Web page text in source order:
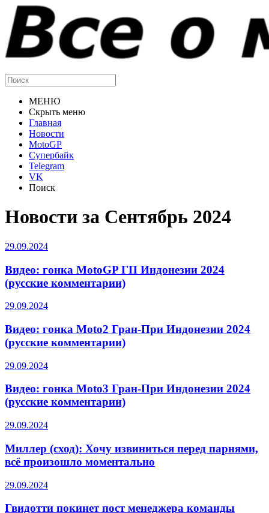
МЕНЮ
Скрыть меню
Главная
Новости
MotoGP
Супербайк
Telegram
VK
Поиск
Новости за Сентябрь 2024
29.09.2024
Видео: гонка MotoGP ГП Индонезии 2024
(русские комментарии)
29.09.2024
Видео: гонка Moto2 Гран-При Индонезии 2024
(русские комментарии)
29.09.2024
Видео: гонка Moto3 Гран-При Индонезии 2024
(русские комментарии)
29.09.2024
Миллер (сход): Хочу извиниться перед парнями,
всё произошло моментально
29.09.2024
Гвидотти покинет пост менеджера команды